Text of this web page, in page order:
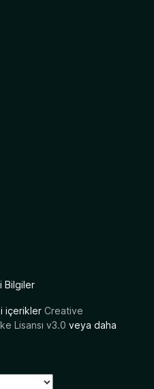
Bilgiler
içerikler Creative
Lisansı v3.0 veya daha